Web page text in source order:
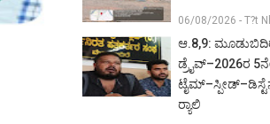
06/08/2026 - T?t
ಆ.8,9:
ಡ್ರೈವ್–2026ರ
ರ‍್ಯಾಲಿ